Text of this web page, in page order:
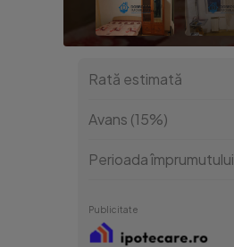
Rată estimată
Avans (15%)
Perioada împrumutului
Publicitate